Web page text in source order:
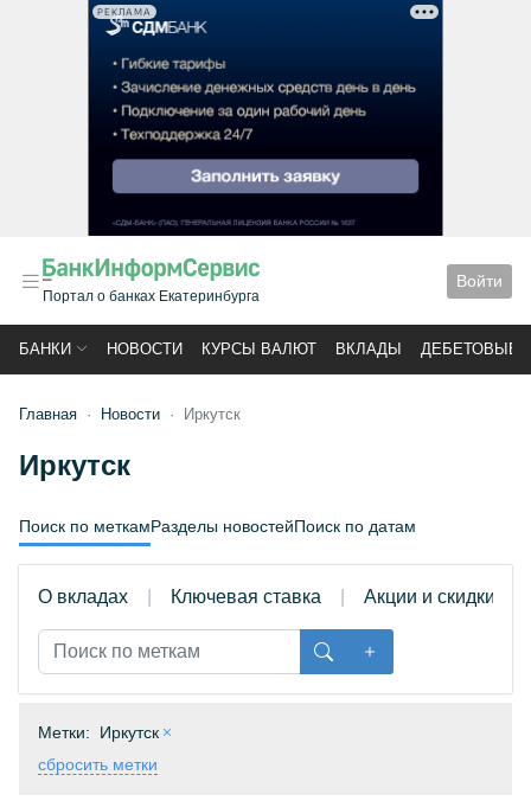
РЕКЛАМА
Портал о банках Екатеринбурга
Войти
БАНКИ НОВОСТИ КУРСЫ ВАЛЮТ ВКЛАДЫ ДЕБЕТОВЫЕ
Главная Новости Иркутск
Иркутск
Поиск по меткамРазделы новостейПоиск по датам
О вкладах Ключевая ставка Акции и скидки
Метки:
Иркутск
сбросить метки